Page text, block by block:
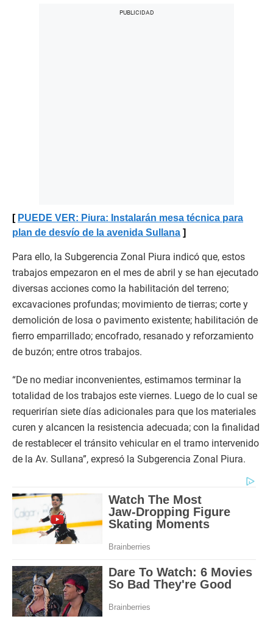
PUEDE VER: Piura: Instalarán mesa técnica para
plan de desvío de la avenida Sullana
Para ello, la Subgerencia Zonal Piura indicó que, estos
trabajos empezaron en el mes de abril y se han ejecutado
diversas acciones como la habilitación del terreno;
excavaciones profundas; movimiento de tierras; corte y
demolición de losa o pavimento existente; habilitación de
fierro emparrillado; encofrado, resanado y reforzamiento
de buzón; entre otros trabajos.
“De no mediar inconvenientes, estimamos terminar la
totalidad de los trabajos este viernes. Luego de lo cual se
requerirían siete días adicionales para que los materiales
curen y alcancen la resistencia adecuada; con la finalidad
de restablecer el tránsito vehicular en el tramo intervenido
de la Av. Sullana”, expresó la Subgerencia Zonal Piura.